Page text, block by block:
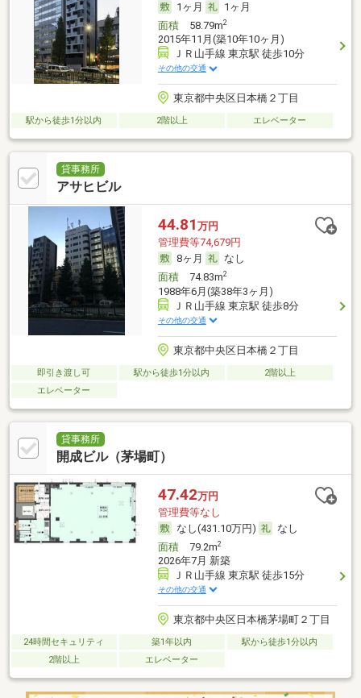
1ヶ月
1ヶ月
面積58.79m2
2015年11月(築10年10ヶ月)
ＪＲ山手線 東京駅 徒歩10分
その他の交通
東京都中央区日本橋２丁目
駅から徒歩1分以内 2階以上 エレベーター
貸事務所
アサヒビル
44.81 万円
管理費等74,679円
8ヶ月
なし
面積74.83m2
1988年6月(築38年3ヶ月)
ＪＲ山手線 東京駅 徒歩8分
その他の交通
東京都中央区日本橋２丁目
即引き渡し可 駅から徒歩1分以内
2階以上
エレベーター
貸事務所
開成ビル（茅場町）
47.42万円
管理費等なし
なし(431.10万円)
なし
面積79.2m2
2026年7月 新築
ＪＲ山手線 東京駅 徒歩15分
その他の交通
東京都中央区日本橋茅場町２丁目
24時間セキュリティ 築1年以内
駅から徒歩1分以内
2階以上
エレベーター